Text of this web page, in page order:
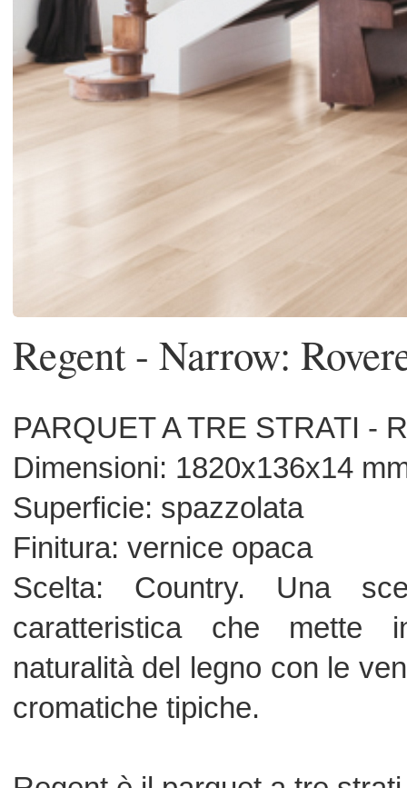
Regent - Narrow: Rovere
PARQUET A TRE STRATI -
Dimensioni: 1820x136x14 mm
Superficie: spazzolata
Scelta: Country. Una scelta
caratteristica che mette in
naturalità del legno con le venature,
cromatiche tipiche.
Regent è il parquet a tre strati di
La qualità di questo parquet è
conoscenza delle essenze e delle
di ognuna, di avanzate tecnologie
sulle lavorazioni certificate dal
Grazie all'esclusivo sistema di
Blocq si riducono i tempi di posa
anche il montaggio.
(plancia larga) e Strip (3 strip) per